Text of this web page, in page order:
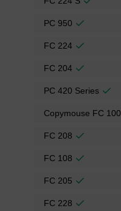
PC 950
FC 224
FC 204
PC 420 Series
Copymouse FC 100
FC 208
FC 108
FC 205
FC 228